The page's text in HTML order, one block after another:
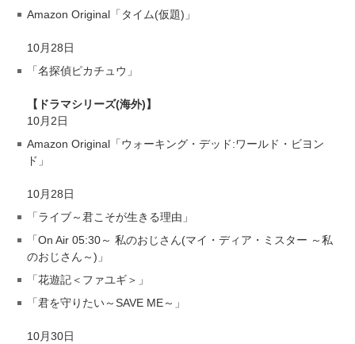
Amazon Original「タイム(仮題)」
10月28日
「名探偵ピカチュウ」
【ドラマシリーズ(海外)】
10月2日
Amazon Original「ウォーキング・デッド:ワールド・ビヨン
ド」
10月28日
「ライブ～君こそが生きる理由」
「On Air 05:30～ 私のおじさん(マイ・ディア・ミスター ～私
のおじさん～)」
「花遊記＜ファユギ＞」
「君を守りたい～SAVE ME～」
10月30日